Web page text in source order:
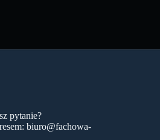
pytanie?
biuro@fachowa-